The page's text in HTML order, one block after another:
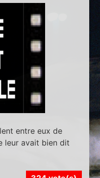
entre eux de
leur avait bien dit